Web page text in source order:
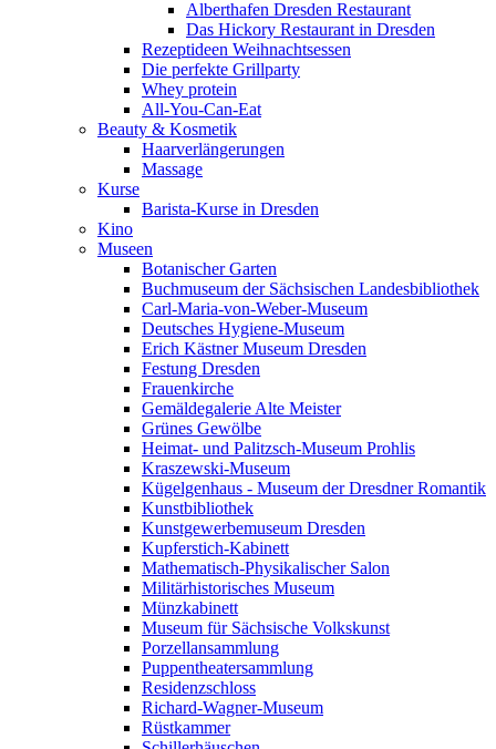
Alberthafen Dresden Restaurant
Das Hickory Restaurant in Dresden
Rezeptideen Weihnachtsessen
Die perfekte Grillparty
Whey protein
All-You-Can-Eat
Beauty & Kosmetik
Haarverlängerungen
Massage
Kurse
Barista-Kurse in Dresden
Kino
Museen
Botanischer Garten
Buchmuseum der Sächsischen Landesbibliothek
Carl-Maria-von-Weber-Museum
Deutsches Hygiene-Museum
Erich Kästner Museum Dresden
Festung Dresden
Frauenkirche
Gemäldegalerie Alte Meister
Grünes Gewölbe
Heimat- und Palitzsch-Museum Prohlis
Kraszewski-Museum
Kügelgenhaus - Museum der Dresdner Romantik
Kunstbibliothek
Kunstgewerbemuseum Dresden
Kupferstich-Kabinett
Mathematisch-Physikalischer Salon
Militärhistorisches Museum
Münzkabinett
Museum für Sächsische Volkskunst
Porzellansammlung
Puppentheatersammlung
Residenzschloss
Richard-Wagner-Museum
Rüstkammer